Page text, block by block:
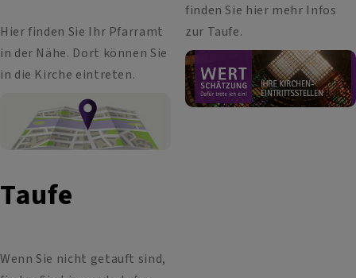
Hier finden Sie Ihr Pfarramt
in der Nähe. Dort können Sie
in die Kirche eintreten.
finden Sie hier mehr Infos
zur Taufe.
Taufe
Wenn Sie nicht getauft sind,